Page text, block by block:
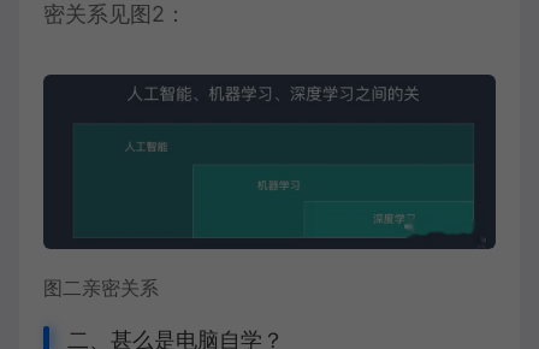
密关系见图2：
图二亲密关系
二、甚么是电脑自学？